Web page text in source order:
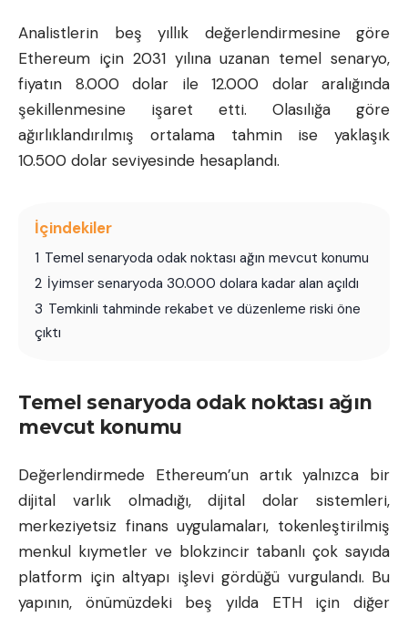
Analistlerin beş yıllık değerlendirmesine göre
Ethereum için 2031 yılına uzanan temel senaryo,
fiyatın 8.000 dolar ile 12.000 dolar aralığında
şekillenmesine işaret etti. Olasılığa göre
ağırlıklandırılmış ortalama tahmin ise yaklaşık
10.500 dolar seviyesinde hesaplandı.
İçindekiler
1 Temel senaryoda odak noktası ağın mevcut konumu
2 İyimser senaryoda 30.000 dolara kadar alan açıldı
3 Temkinli tahminde rekabet ve düzenleme riski öne
çıktı
Temel senaryoda odak noktası ağın
mevcut konumu
Değerlendirmede Ethereum’un artık yalnızca bir
dijital varlık olmadığı, dijital dolar sistemleri,
merkeziyetsiz finans uygulamaları, tokenleştirilmiş
menkul kıymetler ve blokzincir tabanlı çok sayıda
platform için altyapı işlevi gördüğü vurgulandı. Bu
yapının, önümüzdeki beş yılda ETH için diğer